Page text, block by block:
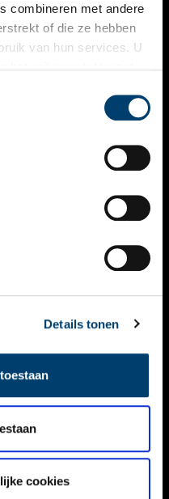
combineren met andere
of die ze hebben
van hun services. U
Details tonen
cookies